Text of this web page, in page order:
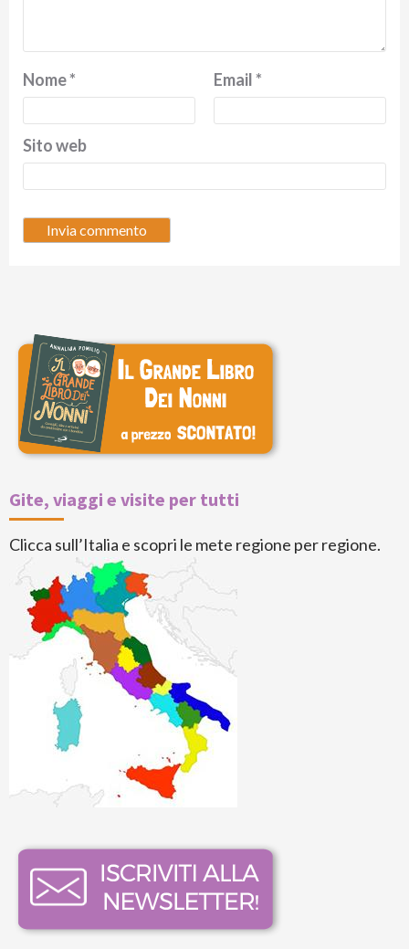
Nome* Email*
Sito web
Gite, viaggi e visite per tutti
Clicca sull’Italia e scopri le mete regione per regione.